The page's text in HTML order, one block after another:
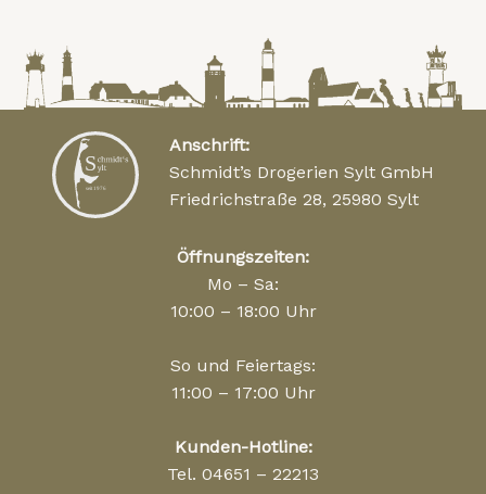
Anschrift:
Schmidt’s Drogerien Sylt GmbH
Friedrichstraße 28, 25980 Sylt
Öffnungszeiten:
Mo – Sa:
10:00 – 18:00 Uhr
So und Feiertags:
11:00 – 17:00 Uhr
Kunden-Hotline:
Tel. 04651 – 22213